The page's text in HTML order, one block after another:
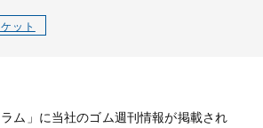
ット
ラム」に当社のゴム週刊情報が掲載され